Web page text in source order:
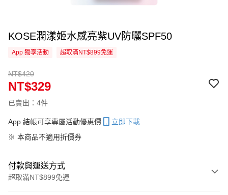
KOSE潤漾姬水感亮紫UV防曬SPF50
App 獨享活動 超取滿NT$899免運
NT$420
NT$329
已賣出：4件
App 結帳可享專屬活動優惠價
立即下載
※ 本商品不適用折價券
付款與運送方式
超取滿NT$899免運